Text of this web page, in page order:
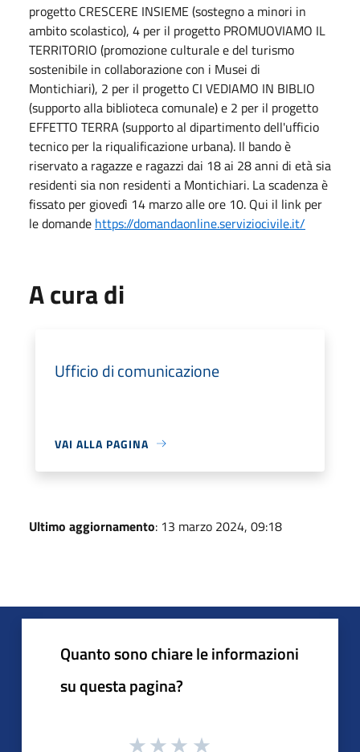
progetto CRESCERE INSIEME (sostegno a minori in
ambito scolastico), 4 per il progetto PROMUOVIAMO IL
TERRITORIO (promozione culturale e del turismo
sostenibile in collaborazione con i Musei di
Montichiari), 2 per il progetto CI VEDIAMO IN BIBLIO
(supporto alla biblioteca comunale) e 2 per il progetto
EFFETTO TERRA (supporto al dipartimento dell'ufficio
tecnico per la riqualificazione urbana). Il bando è
riservato a ragazze e ragazzi dai 18 ai 28 anni di età sia
residenti sia non residenti a Montichiari. La scadenza è
fissato per giovedì 14 marzo alle ore 10. Qui il link per
le domande https://domandaonline.serviziocivile.it/
A cura di
Ufficio di comunicazione
VAI ALLA PAGINA
Ultimo aggiornamento: 13 marzo 2024, 09:18
Quanto sono chiare le informazioni
su questa pagina?